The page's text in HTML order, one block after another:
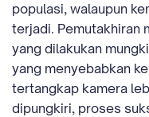
populasi, walaupun
terjadi. Pemutakhiran
yang dilakukan
yang menyebabkan
tertangkap kamera
dipungkiri, proses